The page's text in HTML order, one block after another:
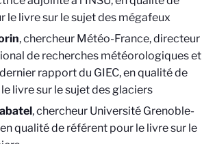
le livre sur le sujet des mégafeux
, chercheur Météo-France, directeur
de recherches météorologiques et
rapport du GIEC,en qualité de
livre sur le sujet des glaciers
, chercheur Université Grenoble-
en qualité de référent pour le livre sur le